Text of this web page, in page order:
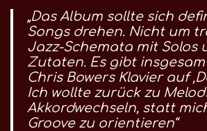
„Das Album sollte sich
Songs drehen. Nicht um
Jazz-Schemata mit Solos
Zutaten. Es gibt
Chris Bowers Klavier auf
Ich wollte zurück zu
Akkordwechseln, statt
Groove zu orientieren“